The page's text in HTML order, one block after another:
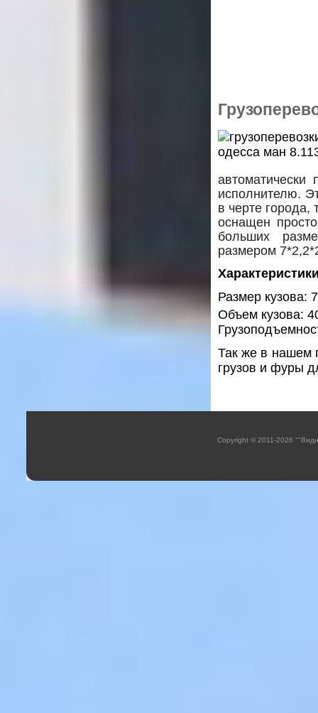
исполнителю.
в черте города,
оснащен
больших
размером
Размер кузова:
Объем кузова:
Так же в нашем
грузов и фуры
Copyright © 2011-2026